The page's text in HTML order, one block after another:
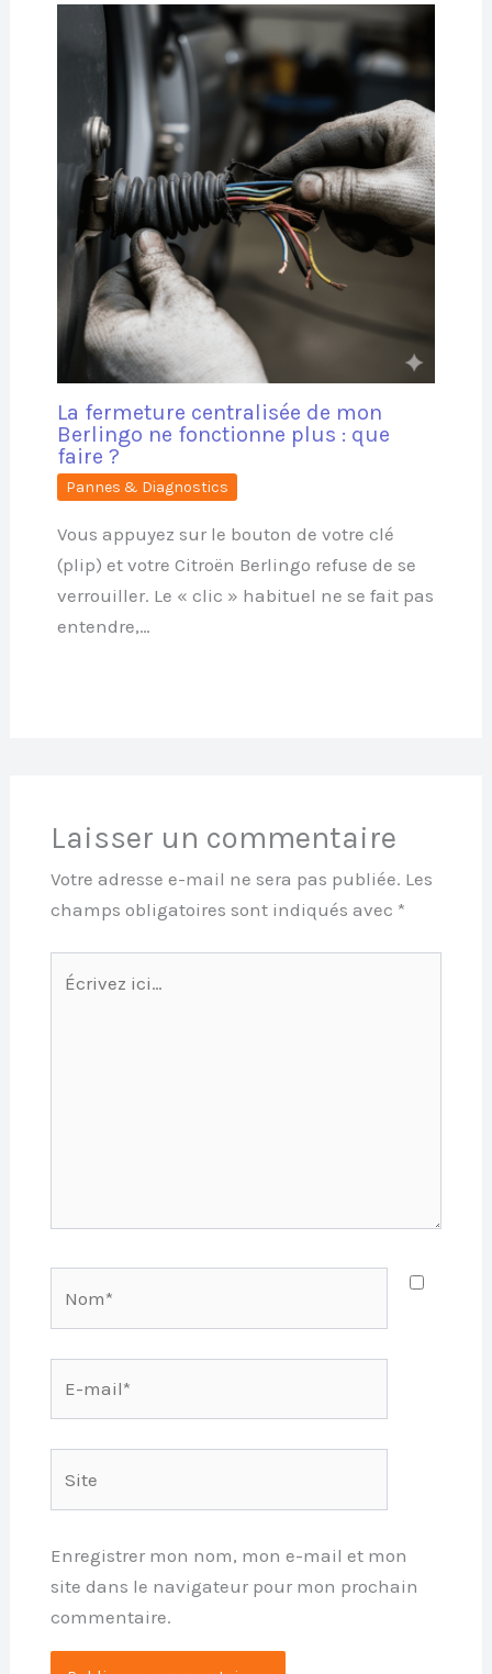
La fermeture centralisée de mon
Berlingo ne fonctionne plus : que
faire ?
Pannes & Diagnostics
Vous appuyez sur le bouton de votre clé
(plip) et votre Citroën Berlingo refuse de se
verrouiller. Le « clic » habituel ne se fait pas
entendre,…
Laisser un commentaire
Votre adresse e-mail ne sera pas publiée. Les
champs obligatoires sont indiqués avec *
Enregistrer mon nom, mon e-mail et mon
site dans le navigateur pour mon prochain
commentaire.